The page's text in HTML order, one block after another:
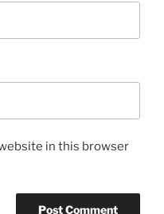
in this browser